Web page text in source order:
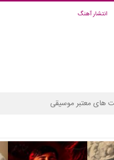
انتشار آهنگ
معتبر موسیقی